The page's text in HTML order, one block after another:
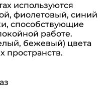
используются
фиолетовый, синий
способствующие
работе.
бежевый) цвета
пространств.